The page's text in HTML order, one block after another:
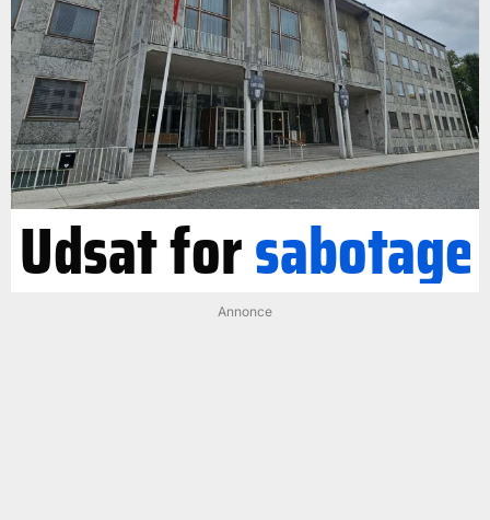
Udsat forsabotage
Annonce